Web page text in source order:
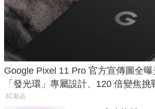
Google Pixel 11 Pro 官方宣傳圖全
「發光環」專屬設計、120 倍變焦挑
3C新品